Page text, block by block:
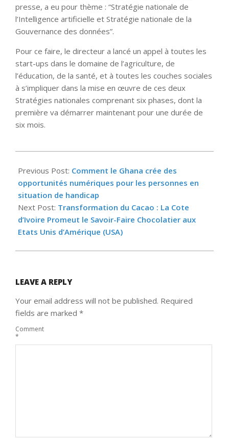
presse, a eu pour thème : “Stratégie nationale de
l’Intelligence artificielle et Stratégie nationale de la
Gouvernance des données”.
Pour ce faire, le directeur a lancé un appel à toutes les
start-ups dans le domaine de l’agriculture, de
l’éducation, de la santé, et à toutes les couches sociales
à s’impliquer dans la mise en œuvre de ces deux
Stratégies nationales comprenant six phases, dont la
première va démarrer maintenant pour une durée de
six mois.
04-
09
Previous Post: Comment le Ghana crée des
opportunités numériques pour les personnes en
situation de handicap
Next Post: Transformation du Cacao : La Cote
d’Ivoire Promeut le Savoir-Faire Chocolatier aux
Etats Unis d’Amérique (USA)
LEAVE A REPLY
Your email address will not be published. Required
fields are marked *
Comment
*